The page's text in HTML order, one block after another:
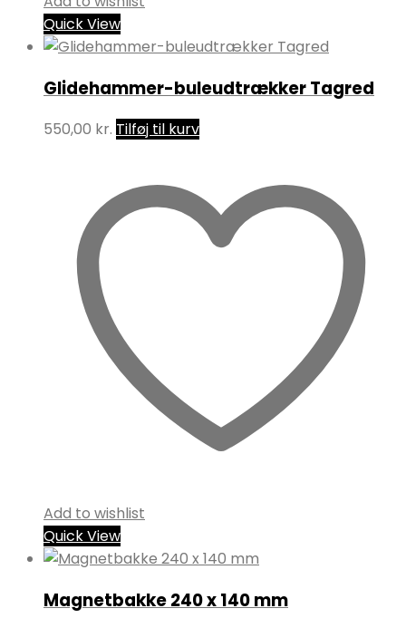
Quick View
Glidehammer-buleudtrækker Tagred
550,00 kr. Tilføj til kurv
Add to wishlist
Quick View
Magnetbakke 240 x 140 mm